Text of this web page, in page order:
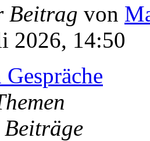
Beitrag von
2026, 14:50
Beiträge